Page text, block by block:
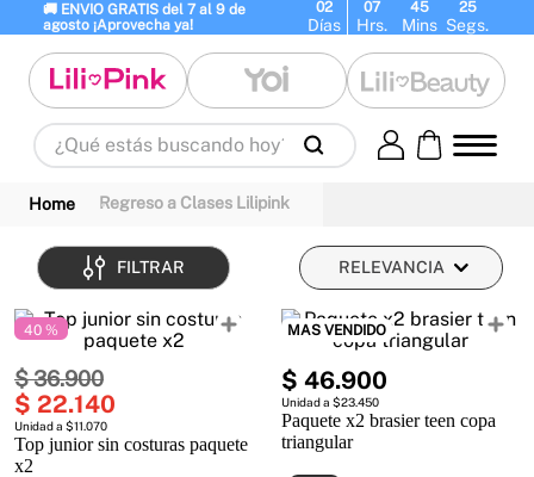
🚚 ENVIO GRATIS del 7 al 9 de
agosto ¡Aprovecha ya!
02
Días
07
Hrs.
45
Mins
24
Segs.
¿Qué estás buscando hoy?
Regreso a Clases Lilipink
FILTRAR RELEVANCIA
40 %
$36.900
$ 22.140
Unidad a $11.070
Top junior sin costuras paquete
x2
MAS VENDIDO
$ 46.900
Unidad a $23.450
Paquete x2 brasier teen copa
triangular
1. panty 2. brasier
4. termo 5. body 6. splashs
7. perfumes 9. maletas
10. termos